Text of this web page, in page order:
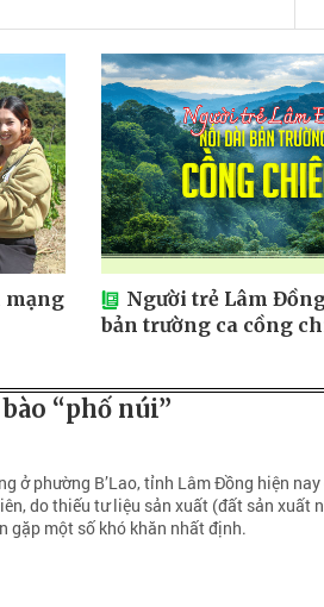
mạng
Người trẻ Lâm
bản trường ca cồng
“phố núi”
ở phường B’Lao, tỉnh Lâm Đồng hiện
do thiếu tư liệu sản xuất (đất sản xuất
gặp một số khó khăn nhất định.